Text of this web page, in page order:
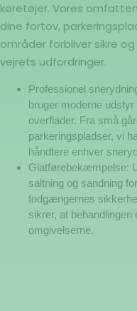
køretøjer. Vores
dine fortov,
områder forbliver sikre
vejrets udfordringer.
Professionel
bruger moderne
overflader. Fra små
parkeringspladser, vi
håndtere enhver
Glatførebekæmpelse:
saltning og sandning
fodgængernes
sikrer, at
omgivelserne.